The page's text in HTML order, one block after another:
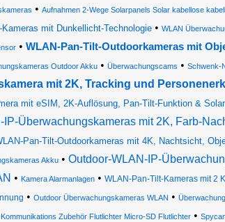
• Aufnahmen 2-Wege Solarpanels Solar kabellose
mit Dunkellicht-Technologie • WLAN
• WLAN-Pan-Tilt-Outdoorkameras mit
Outdoor Akku • Überwachungscams • Schwenk-
mit 2K, Tracking und
mit eSIM, 2K-Auflösung, Pan-Tilt-Funktion &
IP-Überwachungskameras mit 2K, Farb-
Pan-Tilt-Outdoorkameras mit 4K, Nachtsicht,
Akku• Outdoor-WLAN-IP-
• Kamera Alarmanlagen• WLAN-Pan-Tilt-Kameras mit 2
• Outdoor Überwachungskameras WLAN •
Zubehör Flutlichter Micro-SD Flutlichter•